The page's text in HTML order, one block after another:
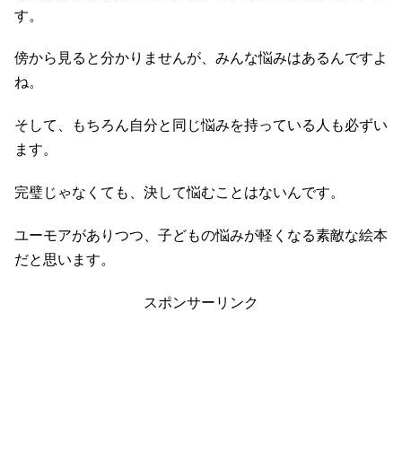
す。
傍から見ると分かりませんが、みんな悩みはあるんですよ
ね。
そして、もちろん自分と同じ悩みを持っている人も必ずい
ます。
完璧じゃなくても、決して悩むことはないんです。
ユーモアがありつつ、子どもの悩みが軽くなる素敵な絵本
だと思います。
スポンサーリンク